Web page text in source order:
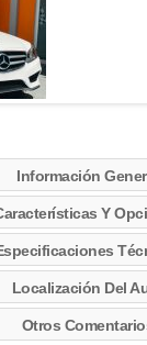
Información
Y
Localización Del
Otros